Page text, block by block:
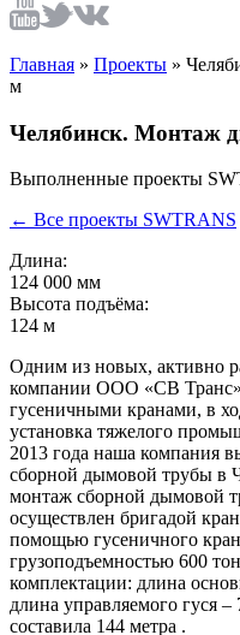
Главная » Проекты »
м
Челябинск. Монтаж
Выполненные проекты
← Все проекты SWTRANS
Длина:
124 000 мм
Высота подъёма:
124 м
Одним из новых, активно
компании ООО «СВ
гусеничными кранами, в
установка тяжелого
2013 года наша компания
сборной дымовой трубы в
монтаж сборной дымовой
осуществлен бригадой
помощью гусеничного
грузоподъемностью 600
комплектации: длина
длина управляемого гуся
составила 144 метра .